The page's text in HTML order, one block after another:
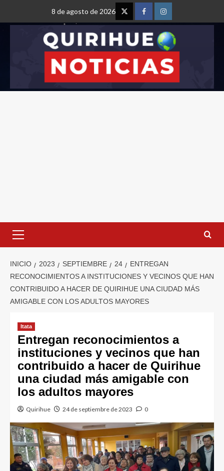
8 de agosto de 2026
INICIO 2023 SEPTIEMBRE 24
ENTREGAN
RECONOCIMIENTOS A INSTITUCIONES Y VECINOS QUE HAN
CONTRIBUIDO A HACER DE QUIRIHUE UNA CIUDAD MÁS
AMIGABLE CON LOS ADULTOS MAYORES
Itata
Entregan reconocimientos a
instituciones y vecinos que han
contribuido a hacer de Quirihue
una ciudad más amigable con
los adultos mayores
Quirihue 24 de septiembre de 2023 0